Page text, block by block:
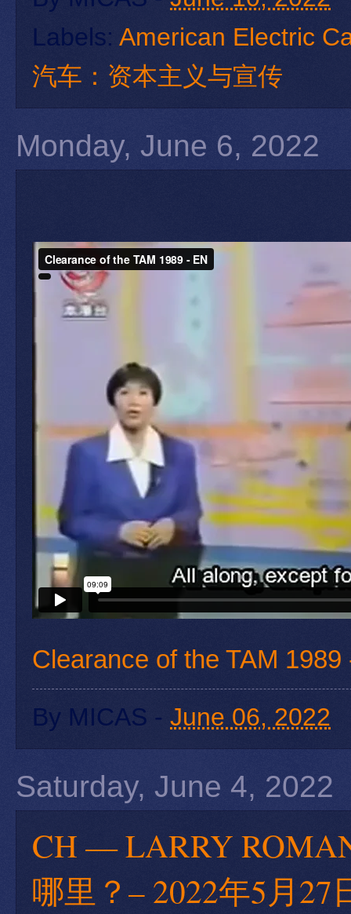
Labels: American Electric
汽车：资本主义与宣传
Monday, June 6, 2022
Clearance of the TAM 1989
By MICAS - June 06, 2022
Saturday, June 4, 2022
CH — LARRY
哪里？– 2022年5月27